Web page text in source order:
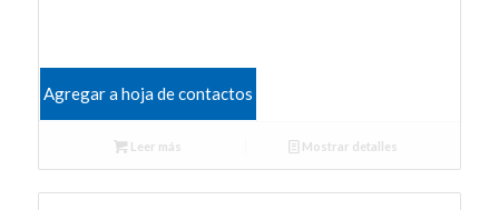
Agregar a hoja de contactos
Leer más Mostrar detalles